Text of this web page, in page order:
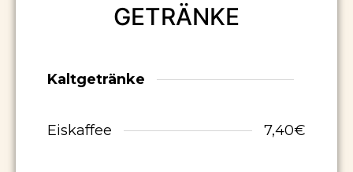
GETRÄNKE
Kaltgetränke
Eiskaffee 7,40€